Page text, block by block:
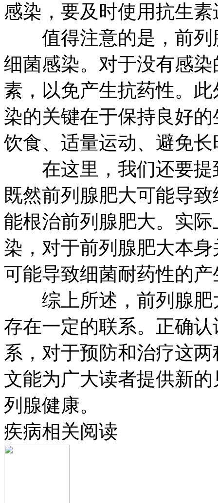
感染，要及时使用抗生
值得注意的是，前列
细菌感染。对于没有感
素，以免产生抗药性。
染的关键在于保持良好
饮食、适量运动、避免
在这里，我们还要提
既然前列腺肥大可能导
能根治前列腺肥大。实
染，对于前列腺肥大本
可能导致细菌耐药性的
综上所述，前列腺肥
存在一定的联系。正确
系，对于预防和治疗这
文能为广大读者提供新
列腺健康。
疾病相关阅读